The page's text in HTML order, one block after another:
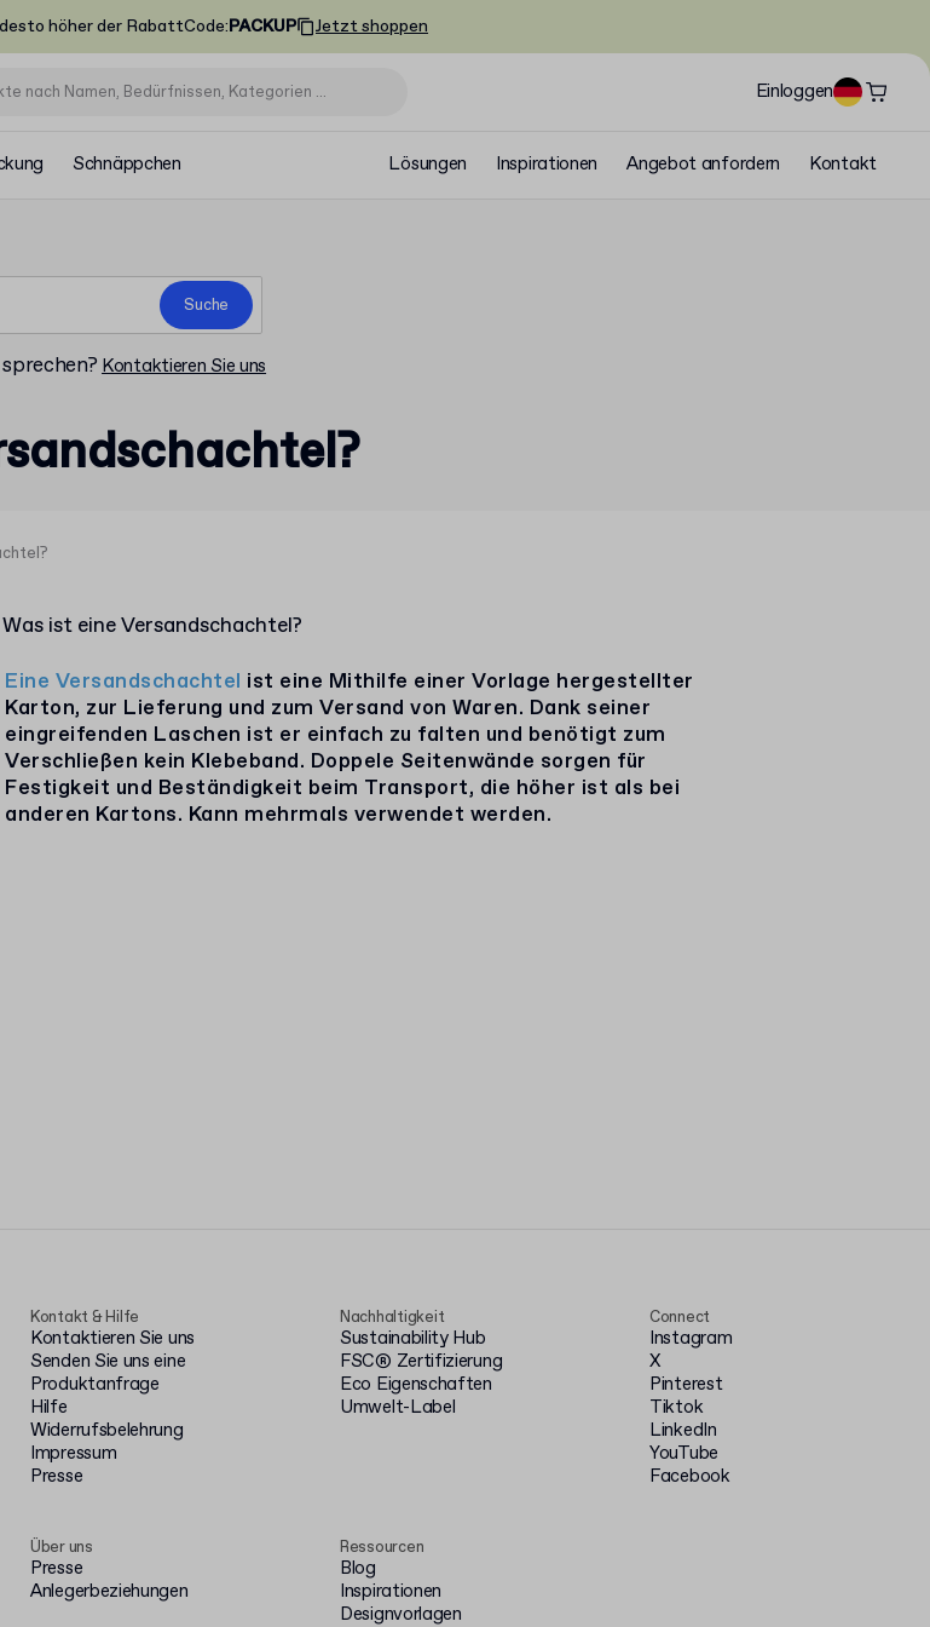
höher der RabattCode:PACKUP Jetzt shoppen
Einloggen
Schnäppchen Lösungen Inspirationen Angebot anfordern Kontakt
Suche
Kontaktieren Sie uns
Was ist eine Versandschachtel?
Eine Versandschachtel ist eine Mithilfe einer Vorlage hergestellter
Karton, zur Lieferung und zum Versand von Waren. Dank seiner
eingreifenden Laschen ist er einfach zu falten und benötigt zum
Verschließen kein Klebeband. Doppele Seitenwände sorgen für
Festigkeit und Beständigkeit beim Transport, die höher ist als bei
anderen Kartons. Kann mehrmals verwendet werden.
Kontakt & Hilfe
Kontaktieren Sie uns
Senden Sie uns eine
Produktanfrage
Hilfe
Widerrufsbelehrung
Impressum
Presse
Über uns
Presse
Anlegerbeziehungen
Nachhaltigkeit
Sustainability Hub
FSC® Zertifizierung
Eco Eigenschaften
Umwelt-Label
Ressourcen
Blog
Inspirationen
Designvorlagen
Connect
Instagram
X
Pinterest
Tiktok
LinkedIn
YouTube
Facebook